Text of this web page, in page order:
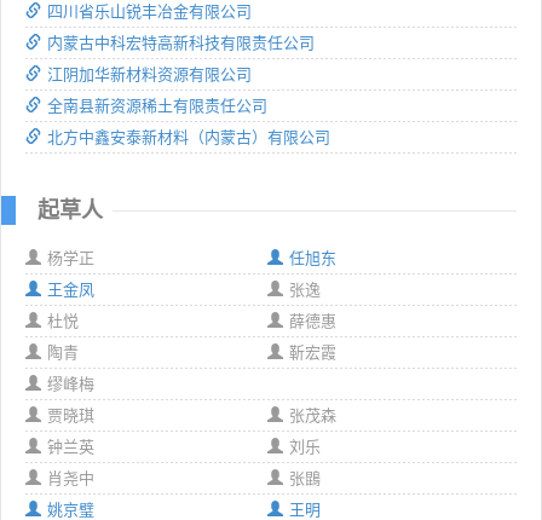
四川省乐山锐丰冶金有限公司
内蒙古中科宏特高新科技有限责任公司
江阴加华新材料资源有限公司
全南县新资源稀土有限责任公司
北方中鑫安泰新材料（内蒙古）有限公司
起草人
杨学正
任旭东
王金凤
张逸
杜悦
薛德惠
陶青
靳宏霞
缪峰梅
贾晓琪
张茂森
钟兰英
刘乐
肖尧中
张鵾
姚京璧
王明